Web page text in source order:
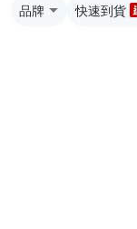
品牌 快速到貨